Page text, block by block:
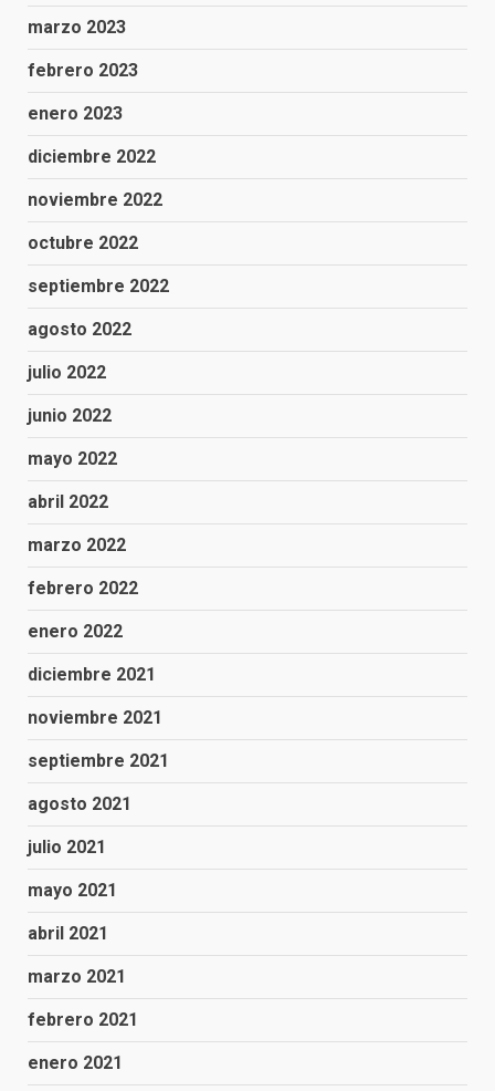
marzo 2023
febrero 2023
enero 2023
diciembre 2022
noviembre 2022
octubre 2022
septiembre 2022
agosto 2022
julio 2022
junio 2022
mayo 2022
abril 2022
marzo 2022
febrero 2022
enero 2022
diciembre 2021
noviembre 2021
septiembre 2021
agosto 2021
julio 2021
mayo 2021
abril 2021
marzo 2021
febrero 2021
enero 2021